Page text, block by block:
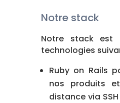
Notre stack
Notre stack est
technologies
Ruby on Rails
nos produits
distance via